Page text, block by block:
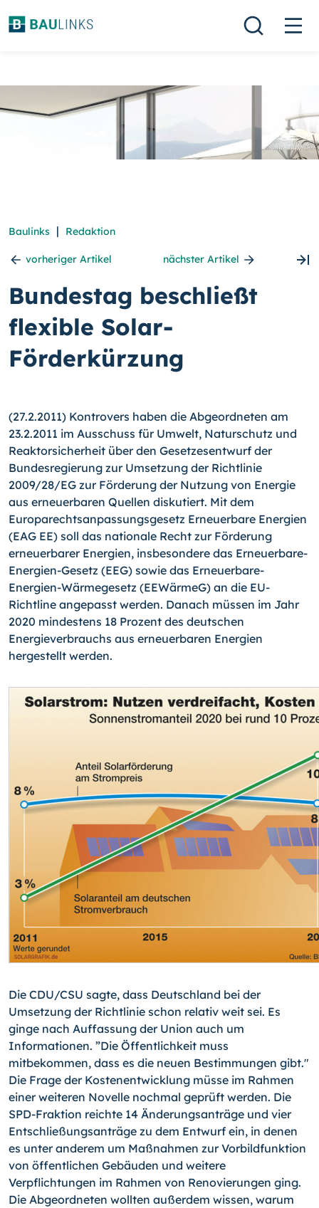
Baulinks | Redaktion
vorheriger Artikel nächster Artikel
Bundestag beschließt
flexible Solar-
Förderkürzung
(27.2.2011) Kontrovers haben die Abgeordneten am
23.2.2011 im Ausschuss für Umwelt, Naturschutz und
Reaktorsicherheit über den Gesetzesentwurf der
Bundes­regierung zur Umsetzung der Richtlinie
2009/28/EG zur Förderung der Nutzung von Energie
aus erneuerbaren Quellen diskutiert. Mit dem
Europarechtsanpassungsgesetz Erneuerbare Energien
(EAG EE) soll das nationale Recht zur Förderung
erneuerbarer Energien, insbesondere das Erneuerbare-
Energien-Gesetz (EEG) sowie das Erneuerbare-
Energien-Wärmegesetz (EEWärmeG) an die EU-
Richtline angepasst werden. Danach müssen im Jahr
2020 mindestens 18 Prozent des deutschen
Energieverbrauchs aus erneuerbaren Energien
hergestellt werden.
Die CDU/CSU sagte, dass Deutschland bei der
Umsetzung der Richtlinie schon relativ weit sei. Es
ginge nach Auffassung der Union auch um
Informationen. ”Die Öffentlichkeit muss
mitbekommen, dass es die neuen Bestimmungen gibt."
Die Frage der Kostenentwicklung müsse im Rahmen
einer weiteren Novelle nochmal geprüft werden. Die
SPD-Fraktion reichte 14 Änderungsanträge und vier
Entschließungsanträge zu dem Entwurf ein, in denen
es unter anderem um Maßnahmen zur Vorbildfunktion
von öffentlichen Gebäuden und weitere
Verpflichtungen im Rahmen von Renovierungen ging.
Die Abgeordneten wollten außerdem wissen, warum